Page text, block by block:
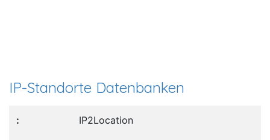
IP-Standorte Datenbanken
IP2Location